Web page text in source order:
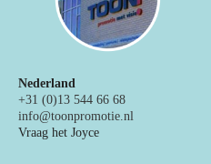
Nederland
+31 (0)13 544 66 68
info@toonpromotie.nl
Vraag het Joyce